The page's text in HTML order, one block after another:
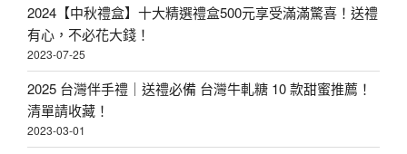
2024【中秋禮盒】十大精選禮盒500元享受滿滿驚喜！送禮
有心，不必花大錢！
2023-07-25
2025 台灣伴手禮｜送禮必備 台灣牛軋糖 10 款甜蜜推薦！
清單請收藏！
2023-03-01